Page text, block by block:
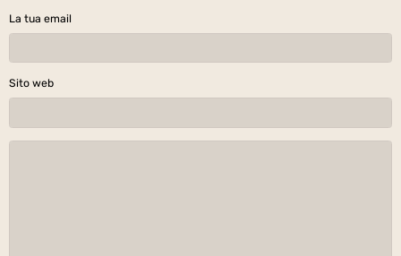
La tua email
Sito web